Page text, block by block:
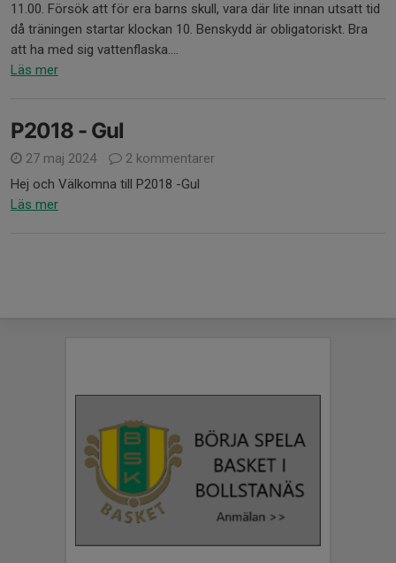
11.00. Försök att för era barns skull, vara där lite innan utsatt tid
då träningen startar klockan 10. Benskydd är obligatoriskt. Bra
att ha med sig vattenflaska....
Läs mer
P2018 - Gul
27 maj 2024
2 kommentarer
Hej och Välkomna till P2018 -Gul
Läs mer